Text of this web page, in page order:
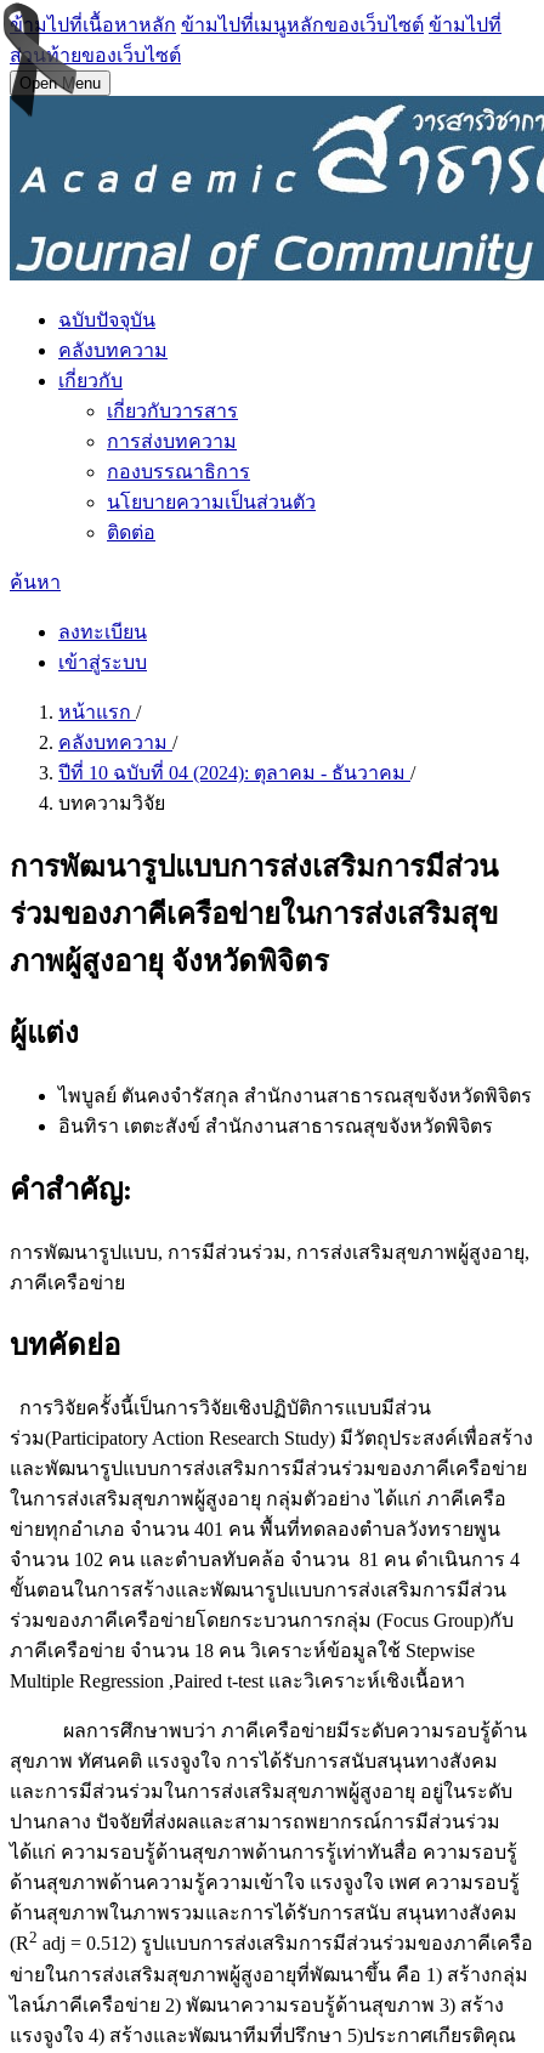
ข้ามไปที่เนื้อหาหลัก ข้ามไปที่เมนูหลักของเว็บไซต์ ข้ามไปที่
ส่วนท้ายของเว็บไซต์
Open Menu
ฉบับปัจจุบัน
คลังบทความ
เกี่ยวกับ
เกี่ยวกับวารสาร
การส่งบทความ
กองบรรณาธิการ
นโยบายความเป็นส่วนตัว
ติดต่อ
ค้นหา
ลงทะเบียน
เข้าสู่ระบบ
หน้าแรก /
คลังบทความ /
ปีที่ 10 ฉบับที่ 04 (2024): ตุลาคม - ธันวาคม /
บทความวิจัย
การพัฒนารูปแบบการส่งเสริมการมีส่วน
ร่วมของภาคีเครือข่ายในการส่งเสริมสุข
ภาพผู้สูงอายุ จังหวัดพิจิตร
ผู้แต่ง
ไพบูลย์ ตันคงจำรัสกุล สำนักงานสาธารณสุขจังหวัดพิจิตร
อินทิรา เตตะสังข์ สำนักงานสาธารณสุขจังหวัดพิจิตร
คำสำคัญ:
การพัฒนารูปแบบ, การมีส่วนร่วม, การส่งเสริมสุขภาพผู้สูงอายุ,
ภาคีเครือข่าย
บทคัดย่อ
การวิจัยครั้งนี้เป็นการวิจัยเชิงปฏิบัติการแบบมีส่วน
ร่วม(Participatory Action Research Study) มีวัตถุประสงค์เพื่อสร้าง
และพัฒนารูปแบบการส่งเสริมการมีส่วนร่วมของภาคีเครือข่าย
ในการส่งเสริมสุขภาพผู้สูงอายุ กลุ่มตัวอย่าง ได้แก่ ภาคีเครือ
ข่ายทุกอำเภอ จำนวน 401 คน พื้นที่ทดลองตำบลวังทรายพูน
จำนวน 102 คน และตำบลทับคล้อ จำนวน 81 คน ดำเนินการ 4
ขั้นตอนในการสร้างและพัฒนารูปแบบการส่งเสริมการมีส่วน
ร่วมของภาคีเครือข่ายโดยกระบวนการกลุ่ม (Focus Group)กับ
ภาคีเครือข่าย จำนวน 18 คน วิเคราะห์ข้อมูลใช้ Stepwise
Multiple Regression ,Paired t-test และวิเคราะห์เชิงเนื้อหา
ผลการศึกษาพบว่า ภาคีเครือข่ายมีระดับความรอบรู้ด้าน
สุขภาพ ทัศนคติ แรงจูงใจ การได้รับการสนับสนุนทางสังคม
และการมีส่วนร่วมในการส่งเสริมสุขภาพผู้สูงอายุ อยู่ในระดับ
ปานกลาง ปัจจัยที่ส่งผลและสามารถพยากรณ์การมีส่วนร่วม
ได้แก่ ความรอบรู้ด้านสุขภาพด้านการรู้เท่าทันสื่อ ความรอบรู้
ด้านสุขภาพด้านความรู้ความเข้าใจ แรงจูงใจ เพศ ความรอบรู้
ด้านสุขภาพในภาพรวมและการได้รับการสนับ สนุนทางสังคม
(R2 adj = 0.512) รูปแบบการส่งเสริมการมีส่วนร่วมของภาคีเครือ
ข่ายในการส่งเสริมสุขภาพผู้สูงอายุที่พัฒนาขึ้น คือ 1) สร้างกลุ่ม
ไลน์ภาคีเครือข่าย 2) พัฒนาความรอบรู้ด้านสุขภาพ 3) สร้าง
แรงจูงใจ 4) สร้างและพัฒนาทีมที่ปรึกษา 5)ประกาศเกียรติคุณ